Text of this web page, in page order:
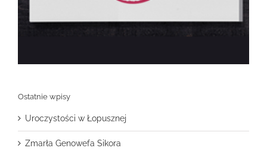
Ostatnie wpisy
Uroczystości w Łopusznej
Zmarła Genowefa Sikora